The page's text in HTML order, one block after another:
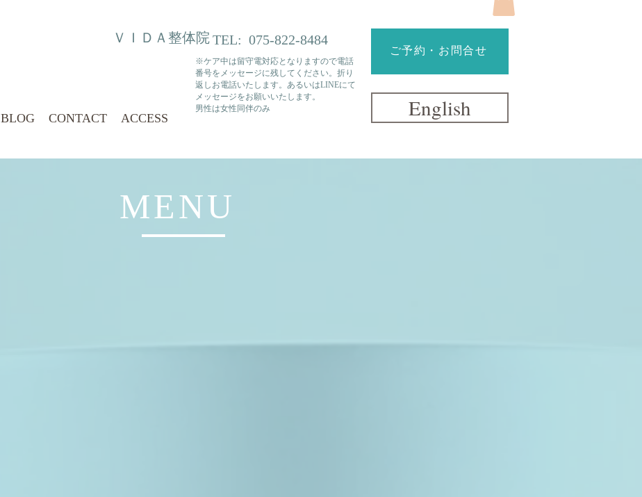
MENU
BLOG CONTACT ACCESS English
TEL: 075-822-8484
ＶＩＤＡ整体院
※ケア中は留守電対応となりますので電話
番号をメッセージに残してください。折り
返しお電話いたします。あるいはLINEにて
​メッセージをお願いいたします。
​男性は女性同伴のみ
ご予約・お問合せ